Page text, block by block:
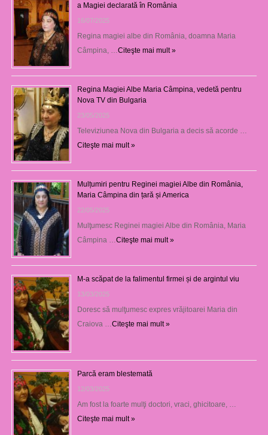
a Magiei declarată în România
16/07/2025
Regina magiei albe din România, doamna Maria
Câmpina, … Citeşte mai mult »
Regina Magiei Albe Maria Câmpina, vedetă pentru
Nova TV din Bulgaria
23/05/2025
Televiziunea Nova din Bulgaria a decis să acorde …
Citeşte mai mult »
Mulțumiri pentru Reginei magiei Albe din România,
Maria Câmpina din țară și America
22/05/2025
Mulţumesc Reginei magiei Albe din România, Maria
Câmpina … Citeşte mai mult »
M-a scăpat de la falimentul firmei și de argintul viu
13/03/2025
Doresc să mulţumesc expres vrăjitoarei Maria din
Craiova … Citeşte mai mult »
Parcă eram blestemată
12/03/2025
Am fost la foarte mulţi doctori, vraci, ghicitoare, …
Citeşte mai mult »